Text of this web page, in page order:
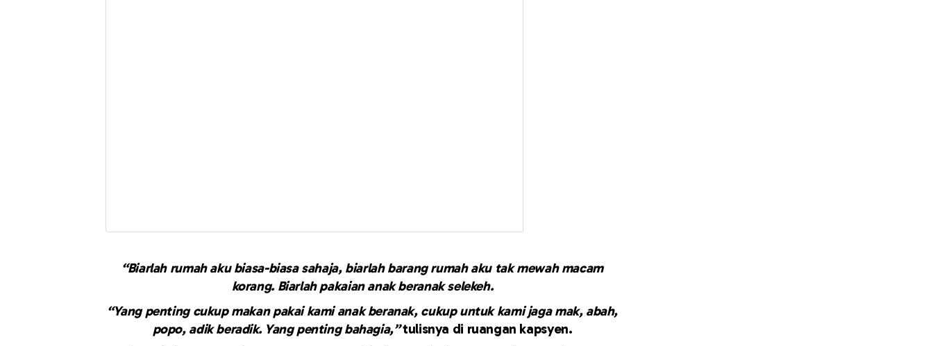
“Biarlah rumah aku biasa-biasa sahaja, biarlah barang rumah aku tak mewah macam
korang. Biarlah pakaian anak beranak selekeh.
“Yang penting cukup makan pakai kami anak beranak, cukup untuk kami jaga mak, abah,
popo, adik beradik. Yang penting bahagia,”tulisnya di ruangan kapsyen.